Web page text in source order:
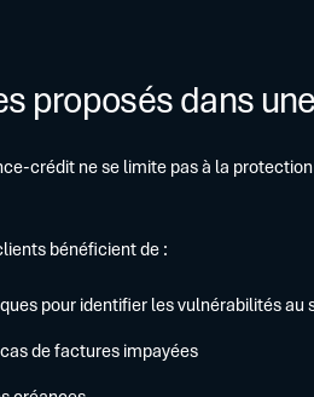
proposés dans
crédit ne se limite pas à la
bénéficient de :
pour identifier les vulnérabilités
de factures impayées